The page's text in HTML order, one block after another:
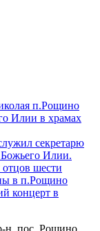
п.Рощино
Илии в храмах
секретарю
Илии.
шести
в п.Рощино
концерт в